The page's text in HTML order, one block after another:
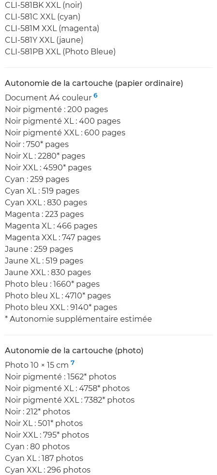
CLI-581BK XXL (noir)
CLI-581C XXL (cyan)
CLI-581M XXL (magenta)
CLI-581Y XXL (jaune)
CLI-581PB XXL (Photo Bleue)
Autonomie de la cartouche (papier ordinaire)
Document A4 couleur 6
Noir pigmenté : 200 pages
Noir pigmenté XL : 400 pages
Noir pigmenté XXL : 600 pages
Noir : 750* pages
Noir XL : 2280* pages
Noir XXL : 4590* pages
Cyan : 259 pages
Cyan XL : 519 pages
Cyan XXL : 830 pages
Magenta : 223 pages
Magenta XL : 466 pages
Magenta XXL : 747 pages
Jaune : 259 pages
Jaune XL : 519 pages
Jaune XXL : 830 pages
Photo bleu : 1660* pages
Photo bleu XL : 4710* pages
Photo bleu XXL : 9140* pages
* Autonomie supplémentaire estimée
Autonomie de la cartouche (photo)
Photo 10 × 15 cm 7
Noir pigmenté : 1562* photos
Noir pigmenté XL : 4758* photos
Noir pigmenté XXL : 7382* photos
Noir : 212* photos
Noir XL : 501* photos
Noir XXL : 795* photos
Cyan : 80 photos
Cyan XL : 187 photos
Cyan XXL : 296 photos